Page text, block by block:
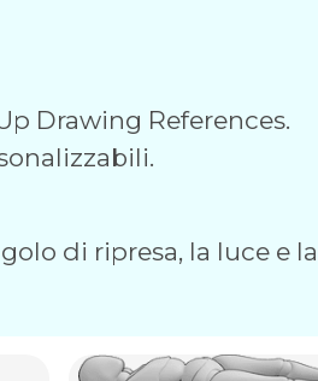
Drawing References.
di ripresa, la luce e la